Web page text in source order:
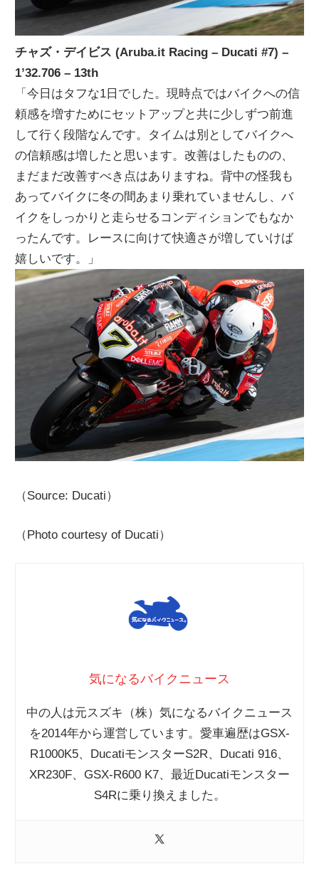
チャズ・デイビス (Aruba.it Racing – Ducati #7) –
1’32.706 – 13th
「今日はタフな1日でした。現時点ではバイクへの信
頼感を増すためにセットアップと共に少しずつ前進
して行く段階なんです。タイムは別としてバイクへ
の信頼感は増したと思います。改善はしたものの、
まだまだ改善すべき点はありますね。背中の怪我も
あってバイクに冬の間あまり乗れていませんし、バ
イクをしっかりと走らせるコンディションでもなか
ったんです。レースに向けて快適さが増していけば
嬉しいです。」
（Source: Ducati）
（Photo courtesy of Ducati）
気になるバイクニュース
中の人は元スズキ（株）気になるバイクニュース
を2014年から運営しています。愛車遍歴はGSX-
R1000K5、DucatiモンスターS2R、Ducati 916、
XR230F、GSX-R600 K7、最近Ducatiモンスター
S4Rに乗り換えました。